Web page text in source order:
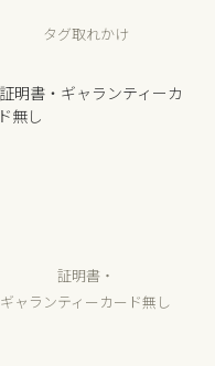
タグ取れかけ
証明書・
ギャランティーカード無し